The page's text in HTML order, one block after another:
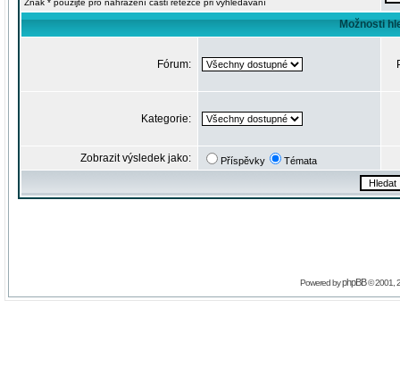
Znak * použijte pro nahrazení části řetězce při vyhledávání
Možnosti
Fórum:
Kategorie:
Zobrazit výsledek jako: Příspěvky Témata
Powered byphpBB© 2001,